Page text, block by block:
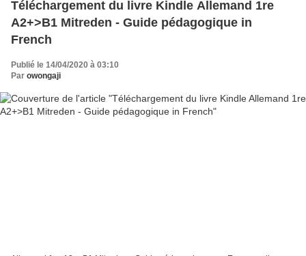
Téléchargement du livre Kindle Allemand 1re
A2+>B1 Mitreden - Guide pédagogique in
French
Publié le 14/04/2020 à 03:10
Par owongaji